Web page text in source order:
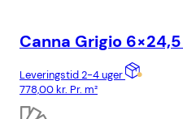
Canna Grigio
Leveringstid 2-4 uger
778,00kr. Pr. m²